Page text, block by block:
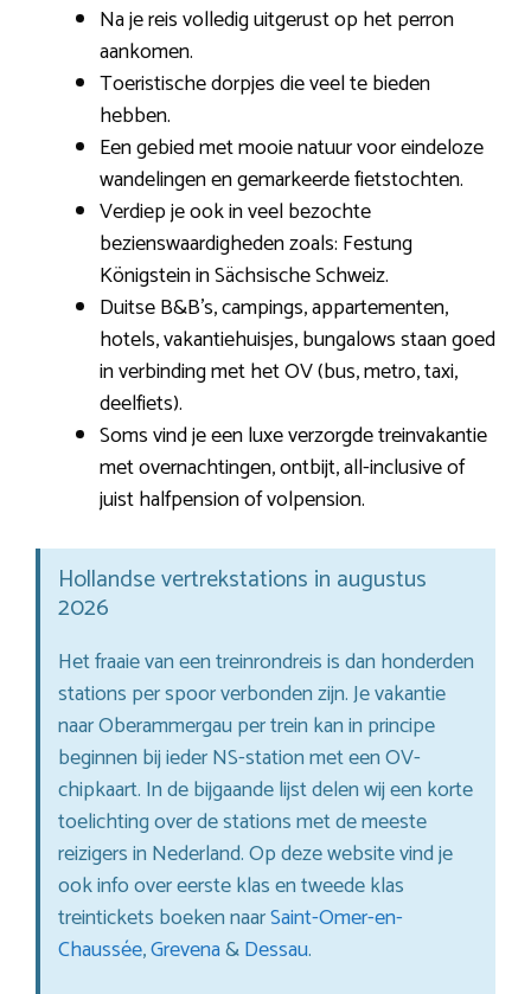
Na je reis volledig uitgerust op het perron
aankomen.
Toeristische dorpjes die veel te bieden
hebben.
Een gebied met mooie natuur voor eindeloze
wandelingen en gemarkeerde fietstochten.
Verdiep je ook in veel bezochte
bezienswaardigheden zoals: Festung
Königstein in Sächsische Schweiz.
Duitse B&B’s, campings, appartementen,
hotels, vakantiehuisjes, bungalows staan goed
in verbinding met het OV (bus, metro, taxi,
deelfiets).
Soms vind je een luxe verzorgde treinvakantie
met overnachtingen, ontbijt, all-inclusive of
juist halfpension of volpension.
Hollandse vertrekstations in augustus
2026
Het fraaie van een treinrondreis is dan honderden
stations per spoor verbonden zijn. Je vakantie
naar Oberammergau per trein kan in principe
beginnen bij ieder NS-station met een OV-
chipkaart. In de bijgaande lijst delen wij een korte
toelichting over de stations met de meeste
reizigers in Nederland. Op deze website vind je
ook info over eerste klas en tweede klas
treintickets boeken naarSaint-Omer-en-
Chaussée,Grevena&Dessau.